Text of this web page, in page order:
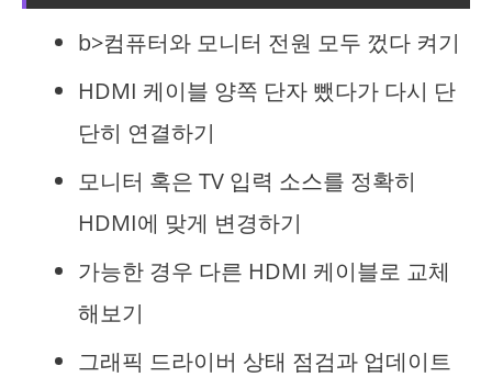
b>컴퓨터와 모니터 전원 모두 껐다 켜기
HDMI 케이블 양쪽 단자 뺐다가 다시 단
단히 연결하기
모니터 혹은 TV 입력 소스를 정확히
HDMI에 맞게 변경하기
가능한 경우 다른 HDMI 케이블로 교체
해보기
그래픽 드라이버 상태 점검과 업데이트